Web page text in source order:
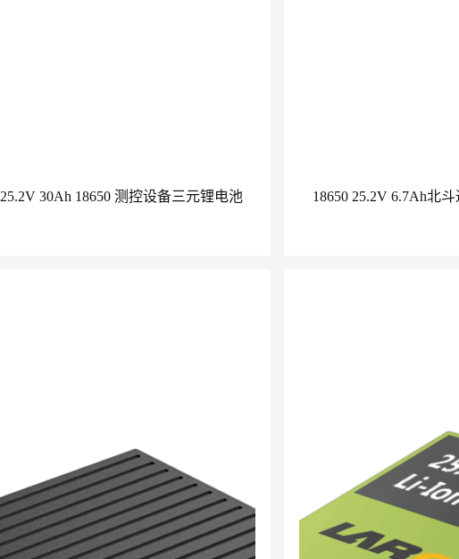
25.2V 30Ah 18650 测控设备三元锂电池 18650 25.2V 6.7Ah北